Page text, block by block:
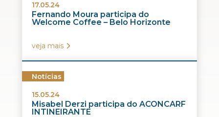
17.05.24
Fernando Moura participa do
Welcome Coffee – Belo Horizonte
veja mais
Notícias
15.05.24
Misabel Derzi participa do ACONCARF
INTINEIRANTE